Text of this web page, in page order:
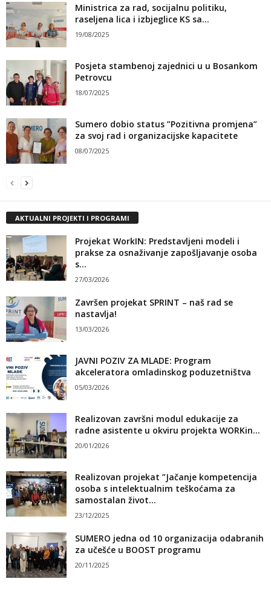
Ministrica za rad, socijalnu politiku,
raseljena lica i izbjeglice KS sa...
19/08/2025
Posjeta stambenoj zajednici u u Bosankom
Petrovcu
18/07/2025
Sumero dobio status ”Pozitivna promjena”
za svoj rad i organizacijske kapacitete
08/07/2025
AKTUALNI PROJEKTI I PROGRAMI
Projekat WorkIN: Predstavljeni modeli i
prakse za osnaživanje zapošljavanje osoba
s...
27/03/2026
Završen projekat SPRINT – naš rad se
nastavlja!
13/03/2026
JAVNI POZIV ZA MLADE: Program
akceleratora omladinskog poduzetništva
05/03/2026
Realizovan završni modul edukacije za
radne asistente u okviru projekta WORKin...
20/01/2026
Realizovan projekat ”Jačanje kompetencija
osoba s intelektualnim teškoćama za
samostalan život...
23/12/2025
SUMERO jedna od 10 organizacija odabranih
za učešće u BOOST programu
20/11/2025